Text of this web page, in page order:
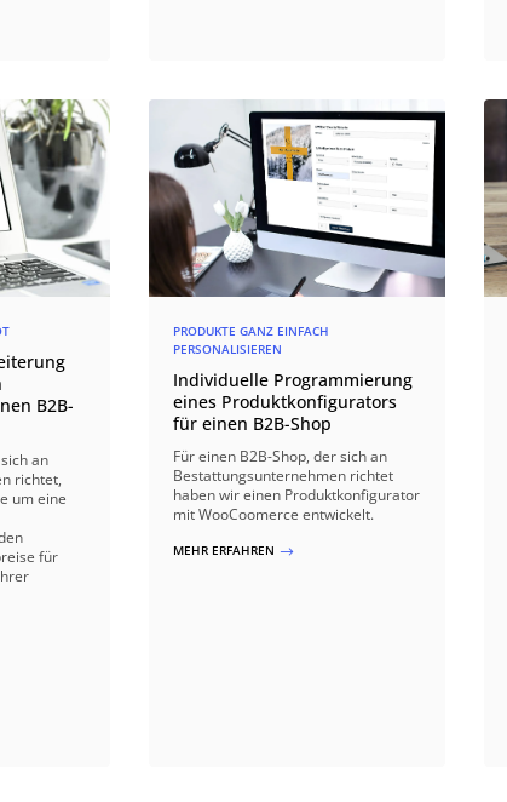
B2B-
an
richtet,
um eine
für
PRODUKTE GANZ EINFACH
PERSONALISIEREN
Individuelle Programmierung
eines Produktkonfigurators
für einen B2B-Shop
Für einen B2B-Shop, der sich an
Bestattungsunternehmen richtet
haben wir einen Produktkonfigurator
mit WooCoomerce entwickelt.
MEHR ERFAHREN $